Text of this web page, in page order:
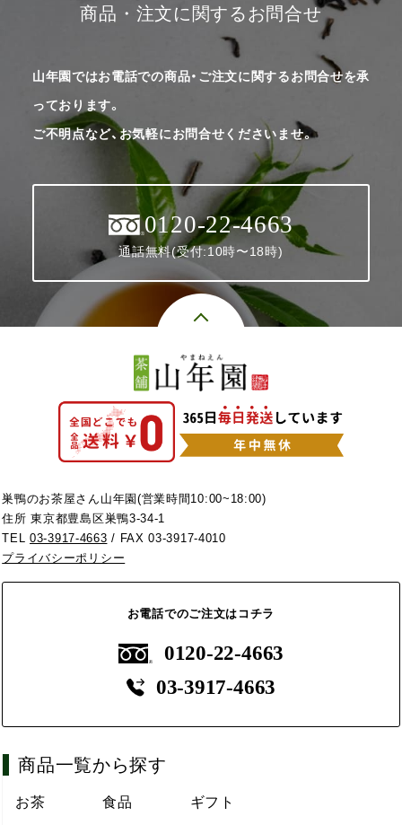
商品・注文に関するお問合せ
山年園ではお電話での商品・ご注文に関するお問合せを承
っております。
ご不明点など、お気軽にお問合せくださいませ。
0120-22-4663
通話無料(受付:10時〜18時)
巣鴨のお茶屋さん山年園(営業時間10:00~18:00)
住所 東京都豊島区巣鴨3-34-1
TEL03-3917-4663 / FAX 03-3917-4010
プライバシーポリシー
お電話でのご注文はコチラ
0120-22-4663
03-3917-4663
商品一覧から探す
お茶 食品 ギフト